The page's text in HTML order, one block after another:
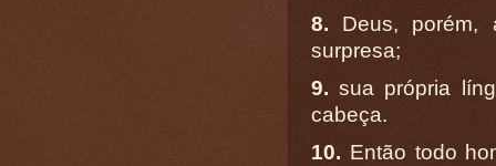
8. Deus, porém,
surpresa;
9. sua própria
cabeça.
10. Então todo